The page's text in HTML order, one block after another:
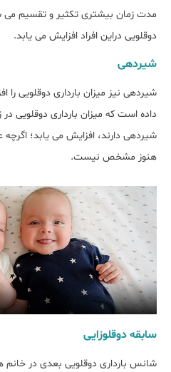
مدت زمان بیشتری تکثیر و تقسیم می
دوقلویی دراین افراد افزایش می یابد.
شیردهی
شیردهی نیز میزان بارداری دوقلویی
داده است که میزان بارداری دوقلویی
شیردهی دارند، افزایش می یابد؛ اگرچه
هنوز مشخص نیست.
سابقه دوقلوزایی
شانس بارداری دوقلویی بعدی در خانم